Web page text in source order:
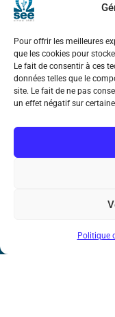
Pour offrir les meilleures
que les cookies pour
Le fait de consentir à ces
données telles que le
site. Le fait de ne pas
un effet négatif sur
Politique
Bicentenaire
Mentions
17 rue de l’Amiral
Métro : « Boissière »
Téléphone : (+33) 1
N° de SIREN : 785
communautaire :